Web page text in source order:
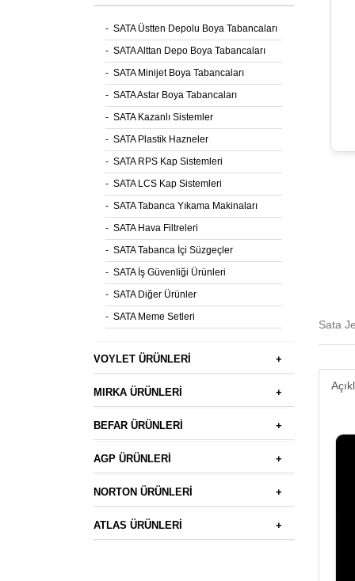
- SATA Üstten Depolu Boya Tabancaları
- SATA Alttan Depo Boya Tabancaları
- SATA Minijet Boya Tabancaları
- SATA Astar Boya Tabancaları
- SATA Kazanlı Sistemler
- SATA Plastik Hazneler
- SATA RPS Kap Sistemleri
- SATA LCS Kap Sistemleri
- SATA Tabanca Yıkama Makinaları
- SATA Hava Filtreleri
- SATA Tabanca İçi Süzgeçler
- SATA İş Güvenliği Ürünleri
- SATA Diğer Ürünler
- SATA Meme Setleri
+
VOYLET ÜRÜNLERİ
+
MIRKA ÜRÜNLERİ
+
BEFAR ÜRÜNLERİ
+
AGP ÜRÜNLERİ
+
NORTON ÜRÜNLERİ
+
ATLAS ÜRÜNLERİ
Sata